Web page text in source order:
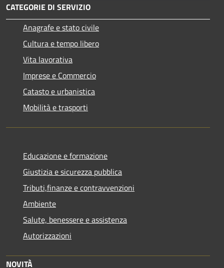
CATEGORIE DI SERVIZIO
Anagrafe e stato civile
Cultura e tempo libero
Vita lavorativa
Imprese e Commercio
Catasto e urbanistica
Mobilità e trasporti
Educazione e formazione
Giustizia e sicurezza pubblica
Tributi,finanze e contravvenzioni
Ambiente
Salute, benessere e assistenza
Autorizzazioni
NOVITÀ